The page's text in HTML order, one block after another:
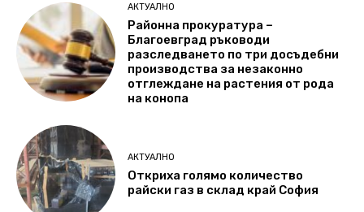
АКТУАЛНО
Районна прокуратура –
Благоевград ръководи
разследването по три досъдебни
производства за незаконно
отглеждане на растения от рода
на конопа
АКТУАЛНО
Откриха голямо количество
райски газ в склад край София